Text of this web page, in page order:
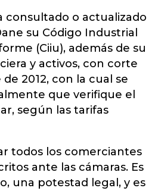
consultado o actualizado
su Código Industrial
(Ciiu), además de su
y activos, con corte
2012, con la cual se
que verifique el
según las tarifas
todos los comerciantes
ante las cámaras. Es
una potestad legal, y es